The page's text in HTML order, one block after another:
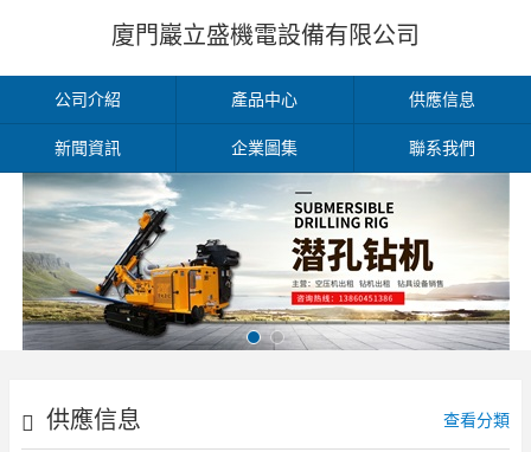
廈門巖立盛機電設備有限公司
公司介紹 產品中心 供應信息
新聞資訊 企業圖集 聯系我們
供應信息 查看分類